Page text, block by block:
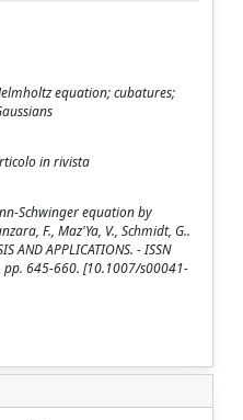
equation; cubatures;
in rivista
Schwinger equation by
F., Maz'Ya, V., Schmidt, G..
AND APPLICATIONS. - ISSN
pp. 645-660. [10.1007/s00041-